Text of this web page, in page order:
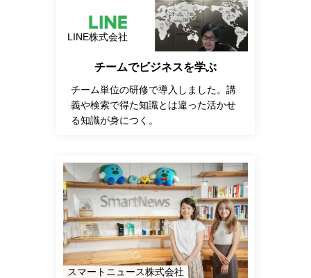
LINE株式会社
チームでビジネスを学ぶ
チーム単位の研修で導入しました。講
義や検索で得た知識とは違った活かせ
る知識が身につく。
スマートニュース株式会社